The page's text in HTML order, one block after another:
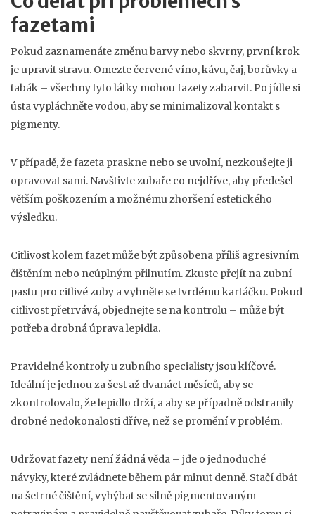
fazetami
Pokud zaznamenáte změnu barvy nebo skvrny, první krok
je upravit stravu. Omezte červené víno, kávu, čaj, borůvky a
tabák – všechny tyto látky mohou fazety zabarvit. Po jídle si
ústa vypláchněte vodou, aby se minimalizoval kontakt s
pigmenty.
V případě, že fazeta praskne nebo se uvolní, nezkoušejte ji
opravovat sami. Navštivte zubaře co nejdříve, aby předešel
větším poškozením a možnému zhoršení estetického
výsledku.
Citlivost kolem fazet může být způsobena příliš agresivním
čištěním nebo neúplným přilnutím. Zkuste přejít na zubní
pastu pro citlivé zuby a vyhněte se tvrdému kartáčku. Pokud
citlivost přetrvává, objednejte se na kontrolu – může být
potřeba drobná úprava lepidla.
Pravidelné kontroly u zubního specialisty jsou klíčové.
Ideální je jednou za šest až dvanáct měsíců, aby se
zkontrolovalo, že lepidlo drží, a aby se případně odstranily
drobné nedokonalosti dříve, než se promění v problém.
Udržovat fazety není žádná věda – jde o jednoduché
návyky, které zvládnete během pár minut denně. Stačí dbát
na šetrné čištění, vyhýbat se silně pigmentovaným